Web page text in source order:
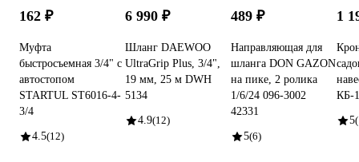
162 ₽
Муфта
быстросъемная 3/4" с
автостопом
STARTUL ST6016-4-
3/4
4.5(12)
6 990 ₽
Шланг DAEWOO
UltraGrip Plus, 3/4",
19 мм, 25 м DWH
5134
4.9(12)
489 ₽
Направляющая для
шланга DON GAZON
на пике, 2 ролика
1/6/24 096-3002
42331
5(6)
1
КБ-
5